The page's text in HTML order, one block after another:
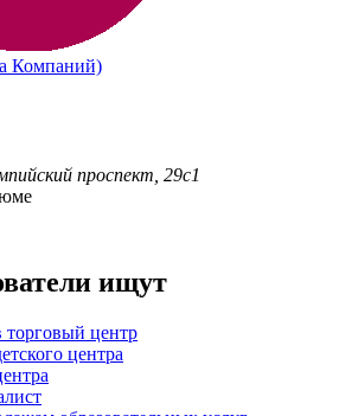
Компаний)
проспект, 29с1
ищут
торговый центр
центра